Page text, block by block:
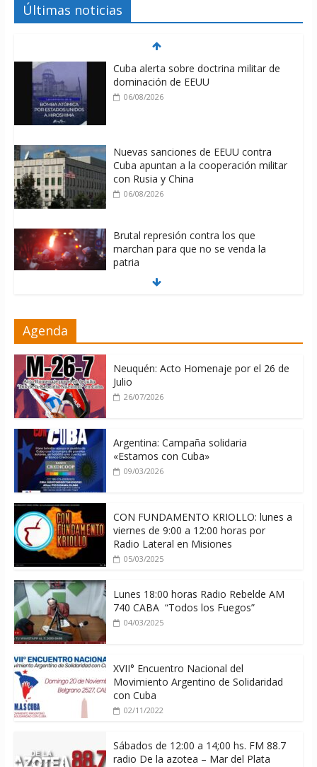
Últimas noticias
Cuba alerta sobre doctrina militar de
dominación de EEUU
06/08/2026
Nuevas sanciones de EEUU contra
Cuba apuntan a la cooperación militar
con Rusia y China
06/08/2026
Brutal represión contra los que
marchan para que no se venda la
patria
06/08/2026
06/08/2026
Agenda
Neuquén: Acto Homenaje por el 26 de
Julio
26/07/2026
Argentina: Campaña solidaria
«Estamos con Cuba»
09/03/2026
CON FUNDAMENTO KRIOLLO: lunes a
viernes de 9:00 a 12:00 horas por
Radio Lateral en Misiones
05/03/2025
Lunes 18:00 horas Radio Rebelde AM
740 CABA “Todos los Fuegos”
04/03/2025
XVII° Encuentro Nacional del
Movimiento Argentino de Solidaridad
con Cuba
02/11/2022
Sábados de 12:00 a 14;00 hs. FM 88.7
radio De la azotea – Mar del Plata